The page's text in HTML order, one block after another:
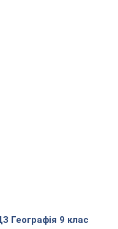
Географія 9 клас